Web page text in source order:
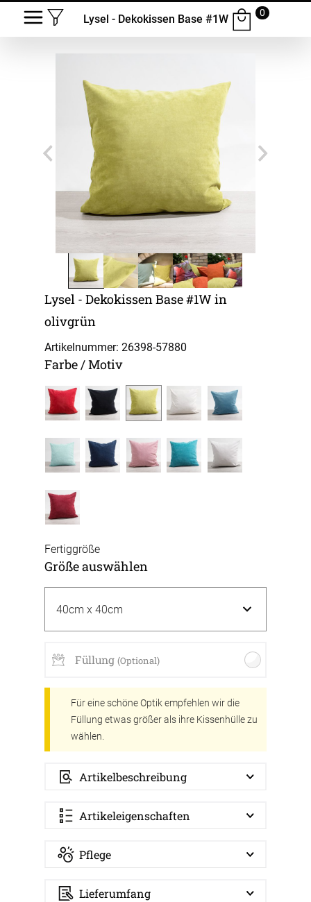
Lysel - Dekokissen Base #1W
0
Lysel - Dekokissen Base #1W in
olivgrün
Artikelnummer: 26398-57880
Farbe / Motiv
Fertiggröße
Größe auswählen
Füllung (Optional)
Für eine schöne Optik empfehlen wir die
Füllung etwas größer als ihre Kissenhülle zu
wählen.
Artikelbeschreibung
Artikeleigenschaften
Pflege
Lieferumfang